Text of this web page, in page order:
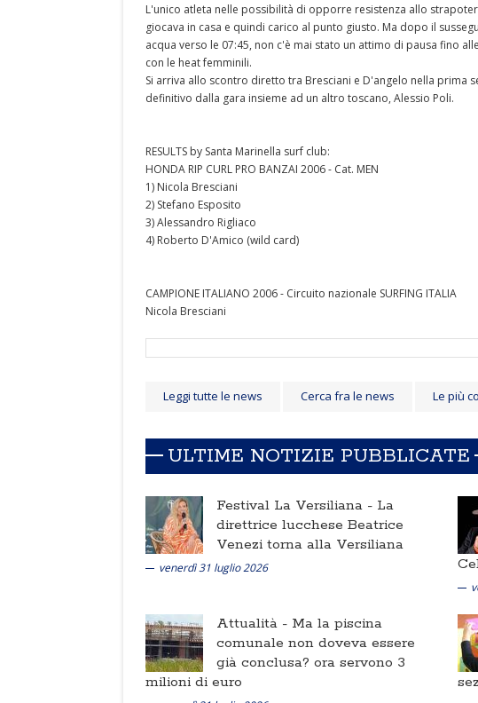
L'unico atleta nelle possibilità di opporre resistenza allo
giocava in casa e quindi carico al punto giusto. Ma dopo il
acqua verso le 07:45, non c'è mai stato un attimo di pausa fino
con le heat femminili.
Si arriva allo scontro diretto tra Bresciani e D'angelo nella prima
definitivo dalla gara insieme ad un altro toscano, Alessio Poli.
RESULTS by Santa Marinella surf club:
HONDA RIP CURL PRO BANZAI 2006 - Cat. MEN
1) Nicola Bresciani
2) Stefano Esposito
3) Alessandro Rigliaco
4) Roberto D'Amico (wild card)
CAMPIONE ITALIANO 2006 - Circuito nazionale SURFING ITALIA
Nicola Bresciani
Leggi tutte le news Cerca fra le news Le più
ULTIME NOTIZIE PUBBLICATE
Festival La Versiliana - La
direttrice lucchese Beatrice
Venezi torna alla Versiliana
venerdì 31 luglio 2026
Attualità - Ma la piscina
comunale non doveva essere
già conclusa? ora servono 3
milioni di euro